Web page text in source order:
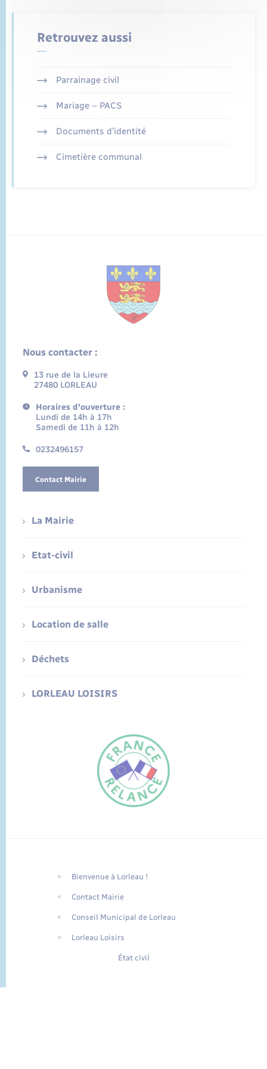
Traduction du
FR
Retrouvez aussi
Parrainage civil
Mariage – PACS
Documents d’identité
Cimetière communal
Nous contacter :
13 rue de la Lieure
27480 LORLEAU
Horaires d'ouverture :
Lundi de 14h à 17h
Samedi de 11h à 12h
0232496157
Contact Mairie
La Mairie
Etat-civil
Urbanisme
Location de salle
Déchets
LORLEAU LOISIRS
Bienvenue à Lorleau !
Contact Mairie
Conseil Municipal de Lorleau
Lorleau Loisirs
État civil